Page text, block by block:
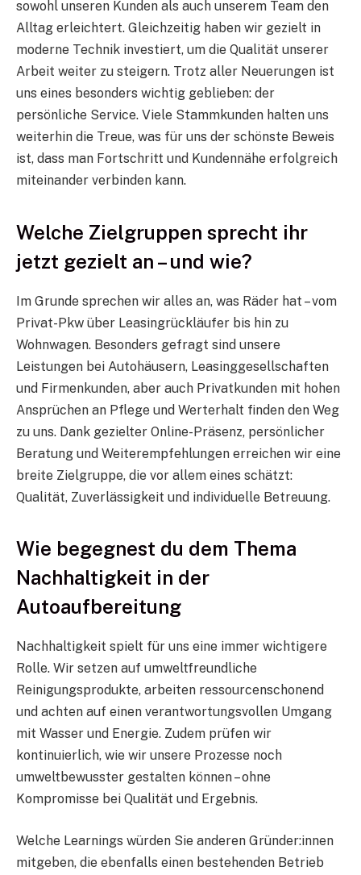
sowohl unseren Kunden als auch unserem Team den
Alltag erleichtert. Gleichzeitig haben wir gezielt in
moderne Technik investiert, um die Qualität unserer
Arbeit weiter zu steigern. Trotz aller Neuerungen ist
uns eines besonders wichtig geblieben: der
persönliche Service. Viele Stammkunden halten uns
weiterhin die Treue, was für uns der schönste Beweis
ist, dass man Fortschritt und Kundennähe erfolgreich
miteinander verbinden kann.
Welche Zielgruppen sprecht ihr
jetzt gezielt an – und wie?
Im Grunde sprechen wir alles an, was Räder hat – vom
Privat-Pkw über Leasingrückläufer bis hin zu
Wohnwagen. Besonders gefragt sind unsere
Leistungen bei Autohäusern, Leasinggesellschaften
und Firmenkunden, aber auch Privatkunden mit hohen
Ansprüchen an Pflege und Werterhalt finden den Weg
zu uns. Dank gezielter Online-Präsenz, persönlicher
Beratung und Weiterempfehlungen erreichen wir eine
breite Zielgruppe, die vor allem eines schätzt:
Qualität, Zuverlässigkeit und individuelle Betreuung.
Wie begegnest du dem Thema
Nachhaltigkeit in der
Autoaufbereitung
Nachhaltigkeit spielt für uns eine immer wichtigere
Rolle. Wir setzen auf umweltfreundliche
Reinigungsprodukte, arbeiten ressourcenschonend
und achten auf einen verantwortungsvollen Umgang
mit Wasser und Energie. Zudem prüfen wir
kontinuierlich, wie wir unsere Prozesse noch
umweltbewusster gestalten können – ohne
Kompromisse bei Qualität und Ergebnis.
Welche Learnings würden Sie anderen Gründer:innen
mitgeben, die ebenfalls einen bestehenden Betrieb